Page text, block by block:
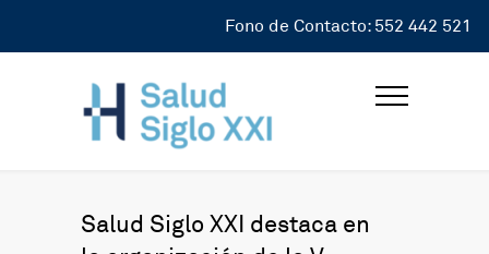
Fono de Contacto: 552 442 521
Salud Siglo XXI destaca en